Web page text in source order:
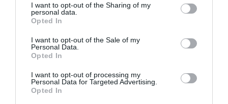
I want to opt-out of the Sharing of my
personal data.
Opted In
I want to opt-out of the Sale of my
Personal Data.
Opted In
I want to opt-out of processing my
Personal Data for Targeted Advertising.
Opted In
Σχετικά Άρθρα